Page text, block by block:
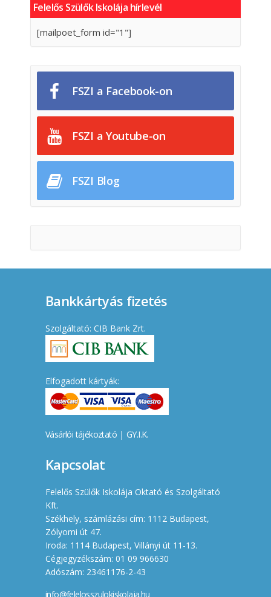
Felelős Szülők Iskolája hírlevél
[mailpoet_form id="1"]
FSZI a Facebook-on
FSZI a Youtube-on
FSZI Blog
Bankkártyás fizetés
Szolgáltató: CIB Bank Zrt.
Elfogadott kártyák:
Vásárlói tájékoztató | GY.I.K.
Kapcsolat
Felelős Szülők Iskolája Oktató és Szolgáltató
Kft.
Székhely, számlázási cím: 1112 Budapest,
Zólyomi út 47.
Iroda: 1114 Budapest, Villányi út 11-13.
Cégjegyzékszám: 01 09 966630
Adószám: 23461176-2-43
info@felelosszulokiskolaja.hu